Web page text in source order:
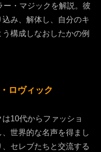
・マジックを解説。彼
み、解体し、自分のキ
構成しなおしたかの例
ロヴィック
10代からファッショ
世界的な名声を得まし
セレブたちと交流する